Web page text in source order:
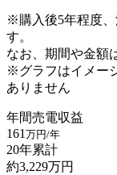
※購入後5年程度、
す。
なお、期間や金額
※グラフはイメー
ありません
年間売電収益
161 万円/年
20年累計
約3,229万円